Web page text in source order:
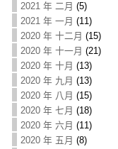
2021 年 二月 (5)
2021 年 一月 (11)
2020 年 十二月 (15)
2020 年 十一月 (21)
2020 年 十月 (13)
2020 年 九月 (13)
2020 年 八月 (15)
2020 年 七月 (18)
2020 年 六月 (11)
2020 年 五月 (8)